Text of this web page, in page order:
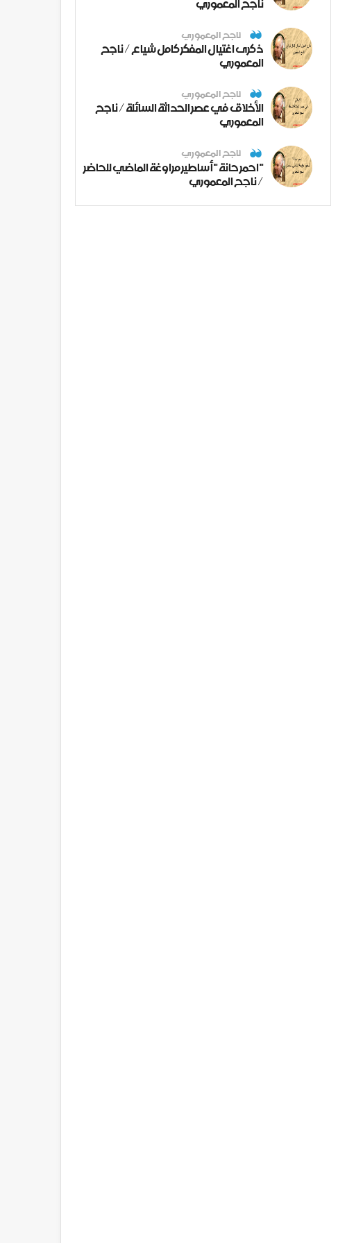
ناجح المعموري
ناجح المعموري
ذكرى اغتيال المفكر كامل شياع / ناجح
المعموري
ناجح المعموري
الأخلاق في عصر الحداثة السائلة / ناجح
المعموري
ناجح المعموري
" احمر حانة " أساطير مراوغة الماضي للحاضر
/ ناجح المعموري